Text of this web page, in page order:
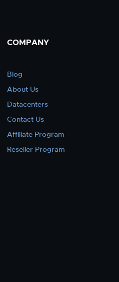
COMPANY
Blog
About Us
Datacenters
Contact Us
Affiliate Program
Reseller Program